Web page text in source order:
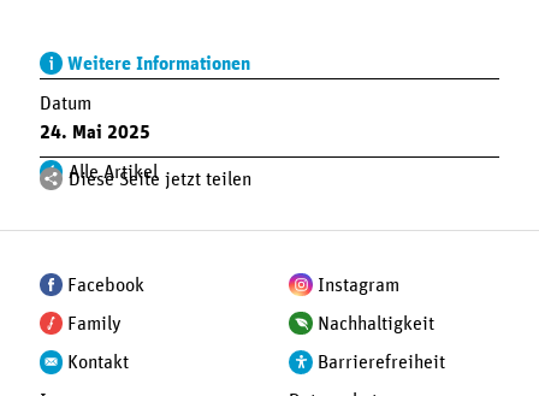
Weitere Informationen
Datum
24. Mai 2025
Alle Artikel
Diese Seite jetzt teilen
Facebook Instagram
Family Nachhaltigkeit
Kontakt Barrierefreiheit